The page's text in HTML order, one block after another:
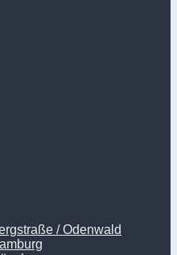
/ Odenwald